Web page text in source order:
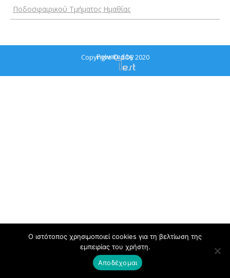
Ποδοσφαιρικού Τμήματος Ημαθίας
Copyright © ΔΟΕ 2020
Powered by
Ο ιστότοπος χρησιμοποιεί cookies για τη βελτίωση της
εμπειρίας του χρήστη.
Αποδέχομαι